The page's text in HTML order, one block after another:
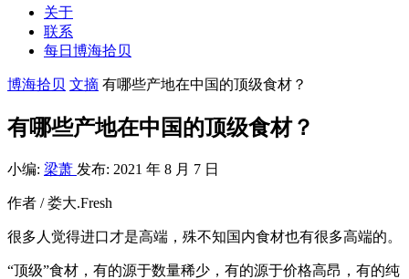
关于
联系
每日博海拾贝
博海拾贝 文摘 有哪些产地在中国的顶级食材？
有哪些产地在中国的顶级食材？
小编: 梁萧 发布: 2021 年 8 月 7 日
作者 / 娄大.Fresh
很多人觉得进口才是高端，殊不知国内食材也有很多高端的。
“顶级”食材，有的源于数量稀少，有的源于价格高昂，有的纯